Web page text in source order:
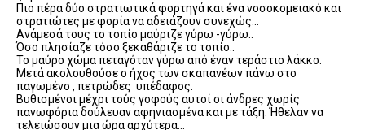
Πιο πέρα δύο στρατιωτικά φορτηγά και ένα νοσοκομειακό και
στρατιώτες με φορία να αδειάζουν συνεχώς…
Ανάμεσά τους το τοπίο μαύριζε γύρω -γύρω..
Όσο πλησίαζε τόσο ξεκαθάριζε το τοπίο..
Το μαύρο χώμα πεταγόταν γύρω από έναν τεράστιο λάκκο.
Μετά ακολουθούσε ο ήχος των σκαπανέων πάνω στο
παγωμένο , πετρώδες υπέδαφος.
Βυθισμένοι μέχρι τούς γοφούς αυτοί οι άνδρες χωρίς
πανωφόρια δούλευαν αφηνιασμένα και με τάξη. Ήθελαν να
τελειώσουν μια ώρα αρχύτερα…